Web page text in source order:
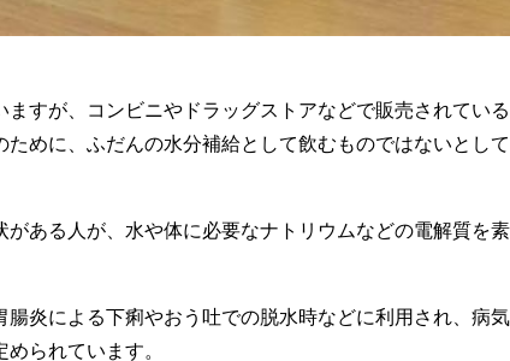
ますが、コンビニやドラッグストアなどで販売されてい
ために、ふだんの水分補給として飲むものではないとし
がある人が、水や体に必要なナトリウムなどの電解質を
腸炎による下痢やおう吐での脱水時などに利用され、病
られています。